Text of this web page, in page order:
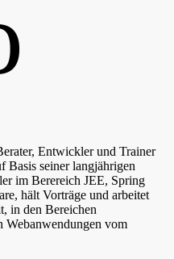
Entwickler und Trainer
seiner langjährigen
im Berereich JEE, Spring
hält Vorträge und arbeitet
in den Bereichen
Webanwendungen vom